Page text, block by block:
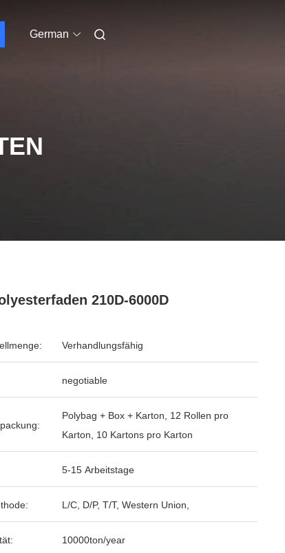
German
210D-6000D
Verhandlungsfähig
negotiable
Polybag + Box + Karton, 12 Rollen pro
Karton, 10 Kartons pro Karton
5-15 Arbeitstage
L/C, D/P, T/T, Western Union,
10000ton/year